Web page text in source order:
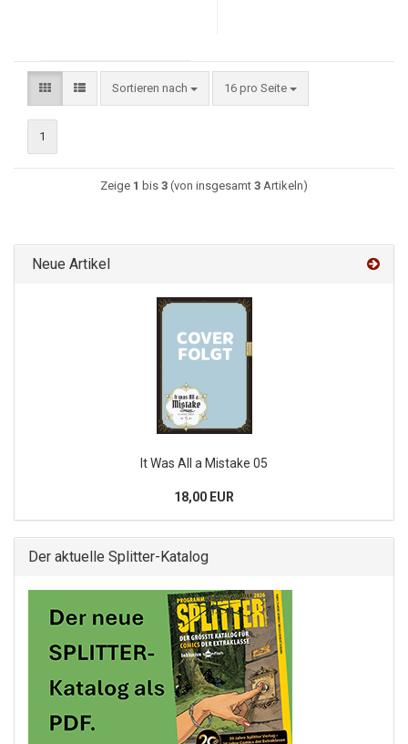
Sortieren nach 16 pro Seite
1
Zeige 1 bis 3 (von insgesamt 3 Artikeln)
Neue Artikel
It Was All a Mistake 05
18,00 EUR
Der aktuelle Splitter-Katalog